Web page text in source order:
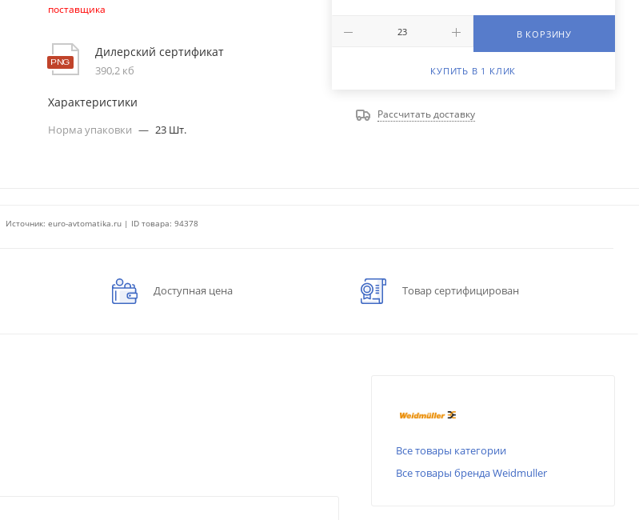
поставщика
Дилерский сертификат
390,2 кб
Характеристики
Норма упаковки — 23 Шт.
В КОРЗИНУ
КУПИТЬ В 1 КЛИК
Рассчитать доставку
Источник: euro-avtomatika.ru | ID товара: 94378
Доступная цена Товар сертифицирован
Все товары категории
Все товары бренда Weidmuller